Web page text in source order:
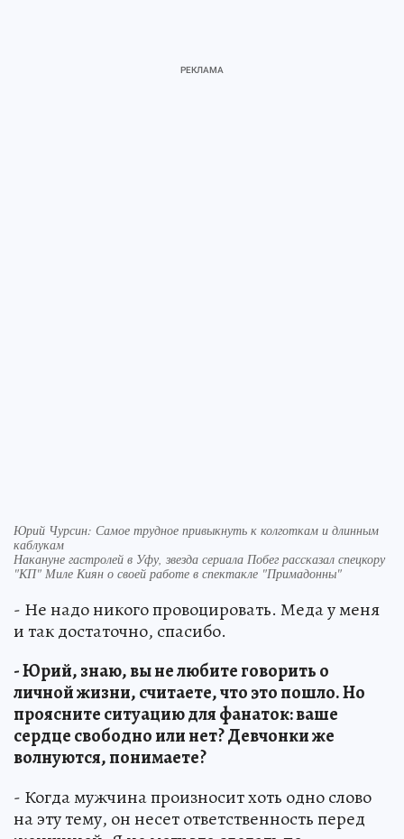
Юрий Чурсин: Самое трудное привыкнуть к колготкам и длинным
каблукам
Накануне гастролей в Уфу, звезда сериала Побег рассказал спецкору
"КП" Миле Киян о своей работе в спектакле "Примадонны"
- Не надо никого провоцировать. Меда у меня
и так достаточно, спасибо.
- Юрий, знаю, вы не любите говорить о
личной жизни, считаете, что это пошло. Но
проясните ситуацию для фанаток: ваше
сердце свободно или нет? Девчонки же
волнуются, понимаете?
- Когда мужчина произносит хоть одно слово
на эту тему, он несет ответственность перед